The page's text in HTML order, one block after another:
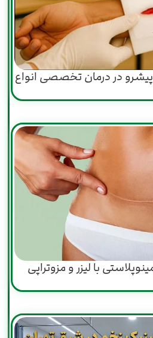
در درمان تخصصی انواع
با لیزر و مزوتراپی